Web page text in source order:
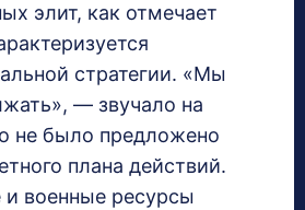
элит, как отмечает
стратегии. «Мы
— звучало на
не было предложено
плана действий.
военные ресурсы